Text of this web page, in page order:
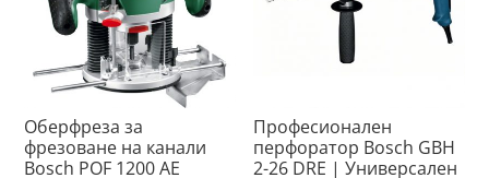
Оберфреза за
фрезоване на канали
Bosch POF 1200 AE
Професионален
перфоратор Bosch GBH
2-26 DRE | Универсален